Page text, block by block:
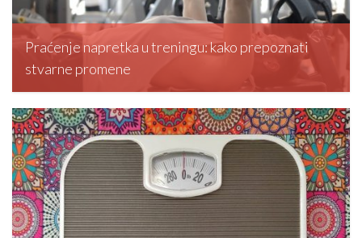
Praćenje napretka u treningu: kako prepoznati
stvarne promene
editormd, February 20, 2026